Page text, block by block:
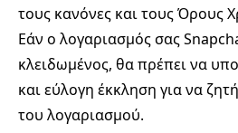
τους κανόνες και τους Όρους
Εάν ο λογαριασμός σας
κλειδωμένος, θα πρέπει να
και εύλογη έκκληση για να
του λογαριασμού.